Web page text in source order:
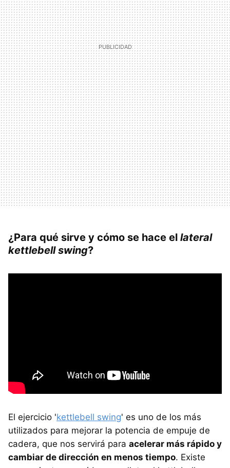
¿Para qué sirve y cómo se hace el lateral
kettlebell swing?
El ejercicio 'kettlebell swing' es uno de los más
utilizados para mejorar la potencia de empuje de
cadera, que nos servirá para acelerar más rápido y
cambiar de dirección en menos tiempo. Existe